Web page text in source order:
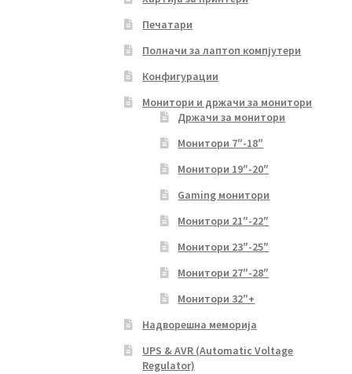
Печатари
Полначи за лаптоп компјутери
Конфигурации
Монитори и држачи за монитори
Држачи за монитори
Монитори 7″-18″
Монитори 19″-20″
Gaming монитори
Монитори 21″-22″
Монитори 23″-25″
Монитори 27″-28″
Монитори 32″+
Надворешна меморија
UPS & AVR (Automatic Voltage
Regulator)